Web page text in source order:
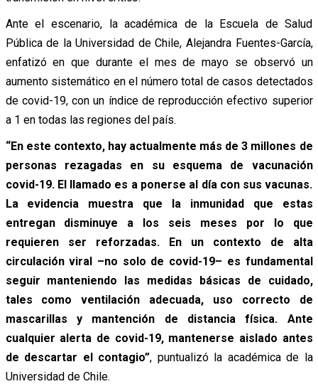
Ante el escenario, la académica de la Escuela de Salud
Pública de la Universidad de Chile, Alejandra Fuentes-García,
enfatizó en que durante el mes de mayo se observó un
aumento sistemático en el número total de casos detectados
de covid-19, con un índice de reproducción efectivo superior
a 1 en todas las regiones del país.
“En este contexto, hay actualmente más de 3 millones de
personas rezagadas en su esquema de vacunación
covid-19. El llamado es a ponerse al día con sus vacunas.
La evidencia muestra que la inmunidad que estas
entregan disminuye a los seis meses por lo que
requieren ser reforzadas. En un contexto de alta
circulación viral –no solo de covid-19– es fundamental
seguir manteniendo las medidas básicas de cuidado,
tales como ventilación adecuada, uso correcto de
mascarillas y mantención de distancia física. Ante
cualquier alerta de covid-19, mantenerse aislado antes
de descartar el contagio”, puntualizó la académica de la
Universidad de Chile.